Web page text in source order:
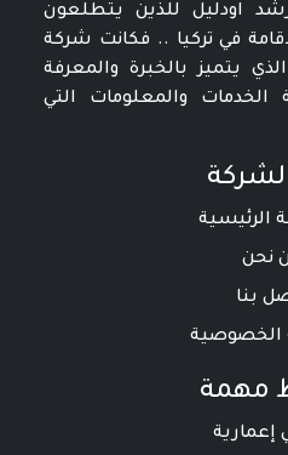
اودليل للذين يتطلعون
في تركيا .. فكانت شركة
يتميز بالخبرة والمعرفة
الخدمات والمعلومات التي
الرئيسية
نحن
بنا
مهمة
إعمارية